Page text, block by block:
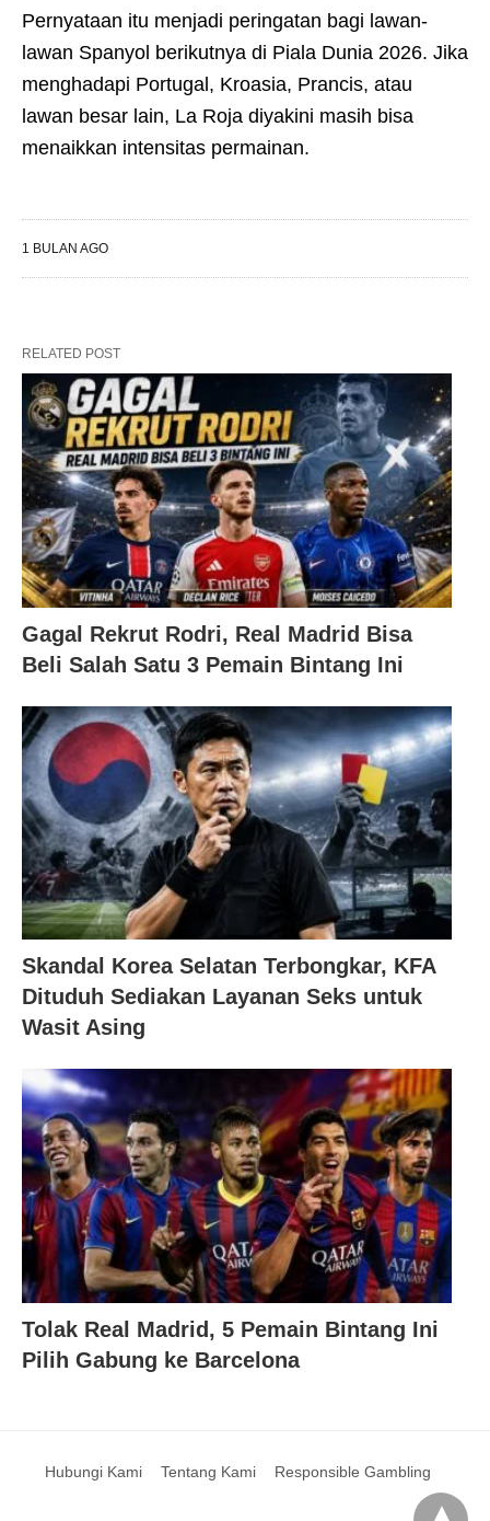
Pernyataan itu menjadi peringatan bagi lawan-
lawan Spanyol berikutnya di Piala Dunia 2026. Jika
menghadapi Portugal, Kroasia, Prancis, atau
lawan besar lain, La Roja diyakini masih bisa
menaikkan intensitas permainan.
1 BULAN AGO
RELATED POST
Gagal Rekrut Rodri, Real Madrid Bisa
Beli Salah Satu 3 Pemain Bintang Ini
Skandal Korea Selatan Terbongkar, KFA
Dituduh Sediakan Layanan Seks untuk
Wasit Asing
Tolak Real Madrid, 5 Pemain Bintang Ini
Pilih Gabung ke Barcelona
Hubungi Kami Tentang Kami Responsible Gambling